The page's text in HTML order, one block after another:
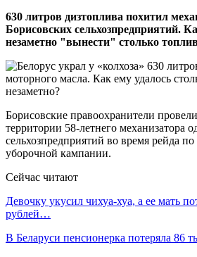
630 литров дизтоплива похитил
Борисовских сельхозпредприятий.
незаметно "вынести" столько
Борисовские правоохранители
территории 58-летнего механизатора
сельхозпредприятий во время рейда
уборочной кампании.
Сейчас читают
Девочку укусил чихуа-хуа, а ее мать
рублей…
В Беларуси пенсионерка потеряла 86